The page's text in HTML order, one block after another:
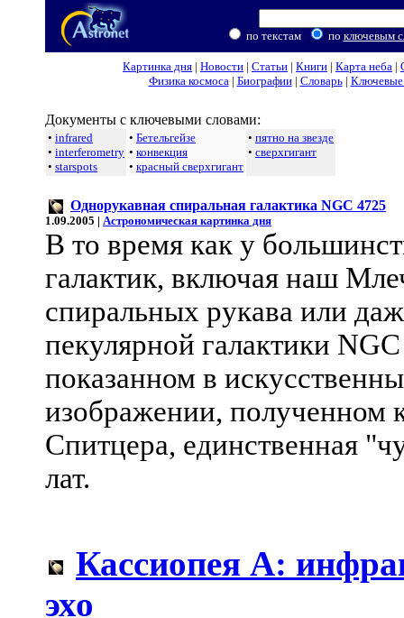
по текстам по ключевым
Картинка дня | Новости | Статьи | Книги | Карта неба |
Физика космоса| Биографии| Словарь| Ключевые
Документы с ключевыми словами:
• infrared
• interferometry
• starspots
• Бетельгейзе
• конвекция
• красный сверхгигант
• пятно на звезде
• сверхгигант
Однорукавная спиральная галактика NGC 4725
1.09.2005 | Астрономическая картинка дня
В то время как у
галактик, включая наш
спиральных рукава или
пекулярной галактики
показанном в
изображении, полученном
Спитцера, единственная
лат.
Кассиопея A:
эхо